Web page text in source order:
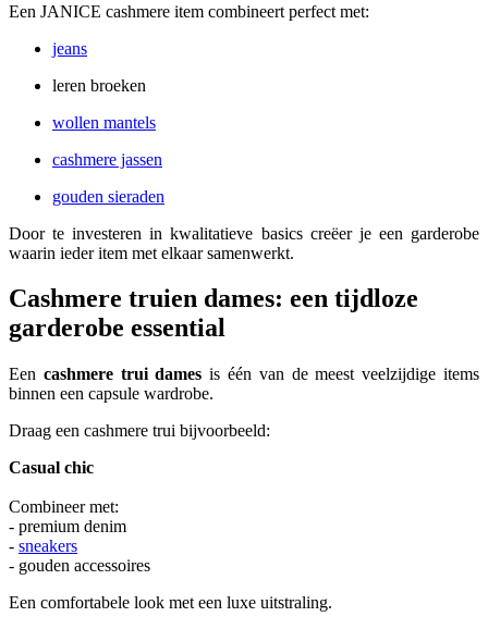
Een JANICE cashmere item combineert perfect met:
jeans
leren broeken
wollen mantels
cashmere jassen
gouden sieraden
Door te investeren in kwalitatieve basics creëer je een garderobe
waarin ieder item met elkaar samenwerkt.
Cashmere truien dames: een tijdloze
garderobe essential
Een cashmere trui dames is één van de meest veelzijdige items
binnen een capsule wardrobe.
Draag een cashmere trui bijvoorbeeld:
Casual chic
Combineer met:
- premium denim
- sneakers
- gouden accessoires
Een comfortabele look met een luxe uitstraling.